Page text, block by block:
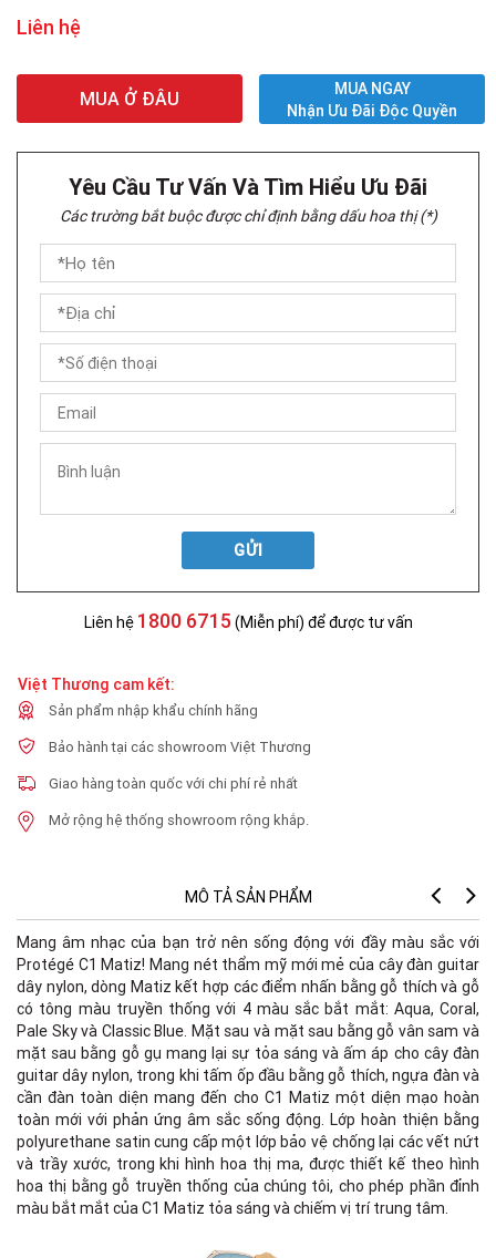
Liên hệ
MUA Ở ĐÂU
MUA NGAY
Nhận Ưu Đãi Độc Quyền
Yêu Cầu Tư Vấn Và Tìm Hiểu Ưu Đãi
Các trường bắt buộc được chỉ định bằng dấu hoa thị (*)
GỬI
Liên hệ 1800 6715 (Miễn phí) để được tư vấn
Việt Thương cam kết:
Sản phẩm nhập khẩu chính hãng
Bảo hành tại các showroom Việt Thương
Giao hàng toàn quốc với chi phí rẻ nhất
Mở rộng hệ thống showroom rộng khắp.
MÔ TẢ SẢN PHẨM
Mang âm nhạc của bạn trở nên sống động với đầy màu sắc với
Protégé C1 Matiz! Mang nét thẩm mỹ mới mẻ của cây đàn guitar
dây nylon, dòng Matiz kết hợp các điểm nhấn bằng gỗ thích và gỗ
có tông màu truyền thống với 4 màu sắc bắt mắt: Aqua, Coral,
Pale Sky và Classic Blue. Mặt sau và mặt sau bằng gỗ vân sam và
mặt sau bằng gỗ gụ mang lại sự tỏa sáng và ấm áp cho cây đàn
guitar dây nylon, trong khi tấm ốp đầu bằng gỗ thích, ngựa đàn và
cần đàn toàn diện mang đến cho C1 Matiz một diện mạo hoàn
toàn mới với phản ứng âm sắc sống động. Lớp hoàn thiện bằng
polyurethane satin cung cấp một lớp bảo vệ chống lại các vết nứt
và trầy xước, trong khi hình hoa thị ma, được thiết kế theo hình
hoa thị bằng gỗ truyền thống của chúng tôi, cho phép phần đỉnh
màu bắt mắt của C1 Matiz tỏa sáng và chiếm vị trí trung tâm.